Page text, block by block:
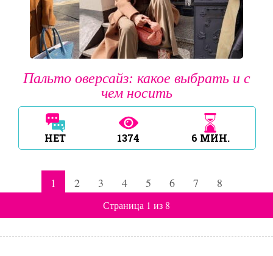
Пальто оверсайз: какое выбрать и с
чем носить
НЕТ 1374 6 МИН.
1 2 3 4 5 6 7 8
Страница 1 из 8